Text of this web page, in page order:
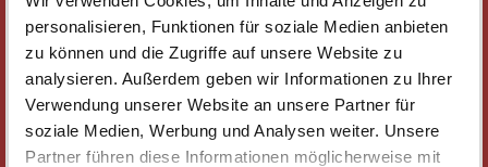
personalisieren, Funktionen für soziale Medien anbieten
zu können und die Zugriffe auf unsere Website zu
analysieren. Außerdem geben wir Informationen zu Ihrer
Verwendung unserer Website an unsere Partner für
soziale Medien, Werbung und Analysen weiter. Unsere
Partner führen diese Informationen möglicherweise mit
NEWSLETTER
WER WIR SIND
JOBS